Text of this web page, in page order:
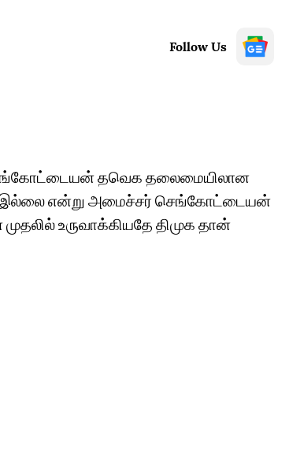
Follow Us
தவெக தலைமையிலான
இல்லை என்று அமைச்சர் செங்கோட்டையன்
முதலில் உருவாக்கியதே திமுக தான்